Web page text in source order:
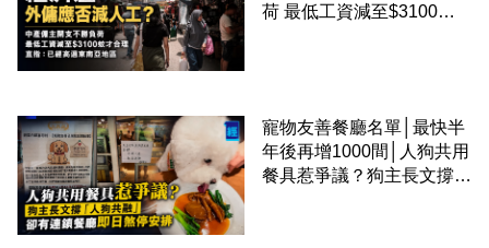
荷 最低工資減至$3100蚊
寵物友善餐廳名單│最快半
年後再增1000間│人狗共用
餐具惹爭議？狗主長文撐